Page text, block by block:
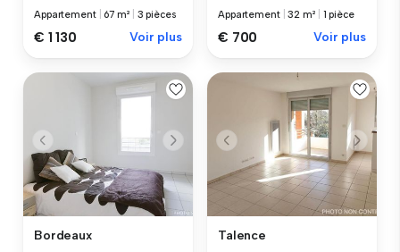
Appartement 67 m² 3 pièces
€ 1 130 Voir plus
Appartement |32 m² 1 pièce
€ 700 Voir plus
Bordeaux Talence